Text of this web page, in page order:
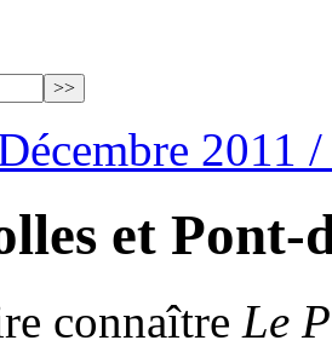
2011
et
connaître Le